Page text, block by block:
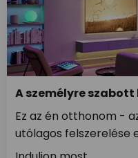
A személyre
Ez az én otthonom -
utólagos felszerelése